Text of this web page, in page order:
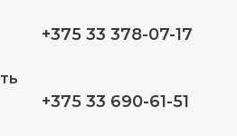
+375 33 378-07-17
+375 33 690-61-51